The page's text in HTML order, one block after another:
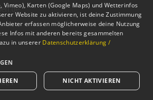
Vimeo), Karten (Google Maps) und Wetterinfos
Website zu aktivieren, ist deine Zustimmung
erfassen möglicherweise deine Nutzung
Infos mit anderen bereits gesammelten
in unserer Datenschutzerklärung /
NICHT AKTIVIEREN